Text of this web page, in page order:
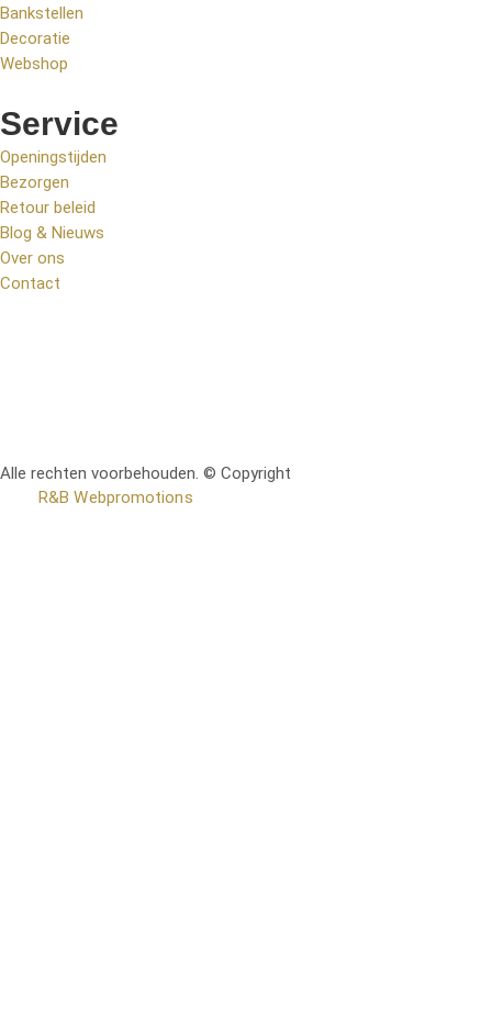
Bankstellen
Decoratie
Webshop
Service
Openingstijden
Bezorgen
Retour beleid
Blog & Nieuws
Over ons
Contact
Alle rechten voorbehouden. © Copyright
R&B Webpromotions